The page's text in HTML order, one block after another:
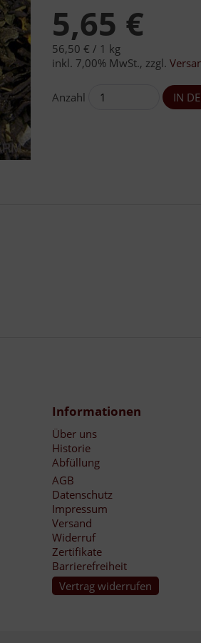
5,65 €
56,50 € / 1 kg
inkl. 7,00% MwSt., zzgl.
Anzahl
Informationen
Über uns
Historie
Abfüllung
AGB
Datenschutz
Impressum
Versand
Widerruf
Zertifikate
Barrierefreiheit
Vertrag widerrufen